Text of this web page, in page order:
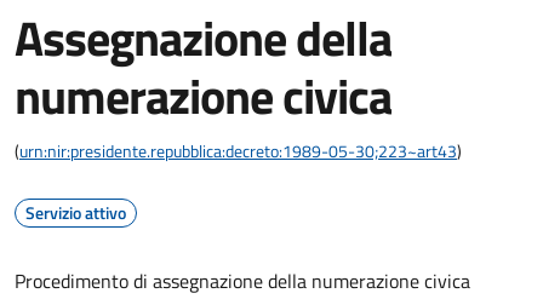
Assegnazione della
numerazione civica
(urn:nir:presidente.repubblica:decreto:1989-05-30;223~art43)
Servizio attivo
Procedimento di assegnazione della numerazione civica